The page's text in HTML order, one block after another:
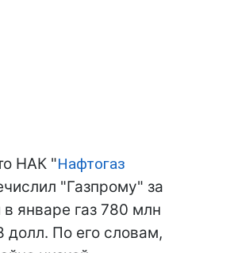
НАК "Нафтогаз
"Газпрому" за
январе газ 780 млн
долл. По его словам,